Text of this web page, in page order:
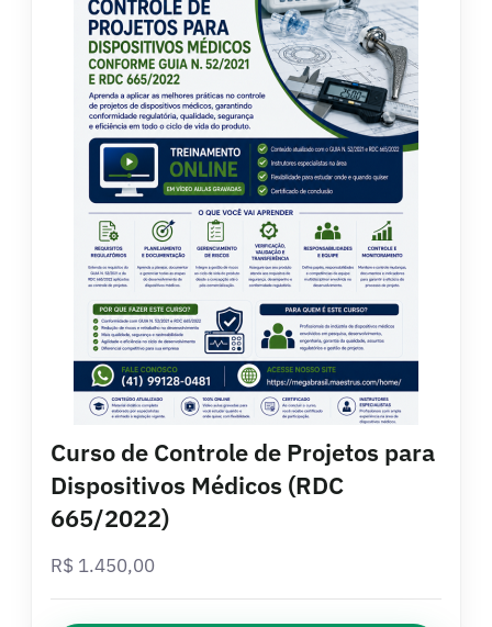
Curso de Controle de Projetos para
Dispositivos Médicos (RDC
665/2022)
R$ 1.450,00